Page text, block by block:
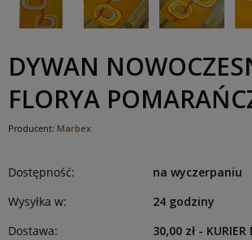
DYWAN
FLORYA
Producent: Marbex
Dostępność:
na wyczerpaniu
Wysyłka w:
24 godziny
Dostawa:
30,00 zł -